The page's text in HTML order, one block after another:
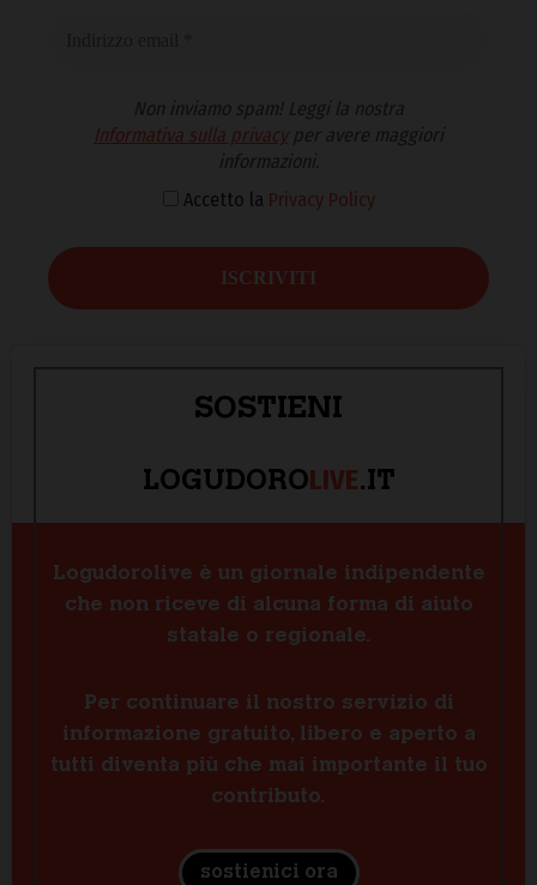
Non inviamo spam! Leggi la nostra
Informativa sulla privacyper avere maggiori
informazioni.
Accetto la Privacy Policy
SOSTIENI
LOGUDOROLIVE.IT
Logudorolive è un giornale indipendente
che non riceve di alcuna forma di aiuto
statale o regionale.
Per continuare il nostro servizio di
informazione gratuito, libero e aperto a
tutti diventa più che mai importante il tuo
contributo.
sostienici ora